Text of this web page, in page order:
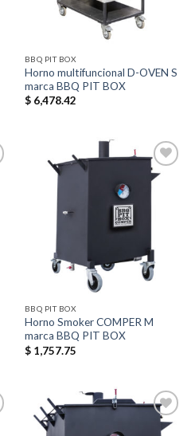
BBQ PIT BOX
Horno multifuncional D-OVEN S
marca BBQ PIT BOX
$6,478.42
BBQ PIT BOX
Horno Smoker COMPER M
marca BBQ PIT BOX
$1,757.75